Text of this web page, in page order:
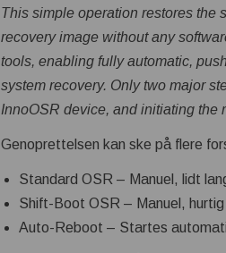
This simple operation restores the
recovery image without any
tools, enabling fully automatic,
system recovery. Only two major
InnoOSR device, and initiating the
Genoprettelsen kan ske på flere
Standard OSR – Manuel, lidt
Shift-Boot OSR – Manuel,
Auto-Reboot – Startes